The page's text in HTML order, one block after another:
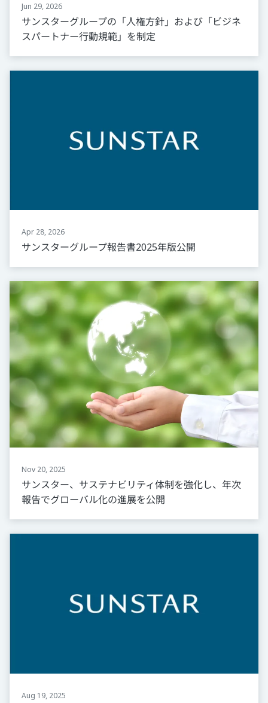
Jun 29, 2026
サンスターグループの「人権方針」および「ビジネ
スパートナー行動規範」を制定
Apr 28, 2026
サンスターグループ報告書2025年版公開
Nov 20, 2025
サンスター、サステナビリティ体制を強化し、年次
報告でグローバル化の進展を公開
Aug 19, 2025